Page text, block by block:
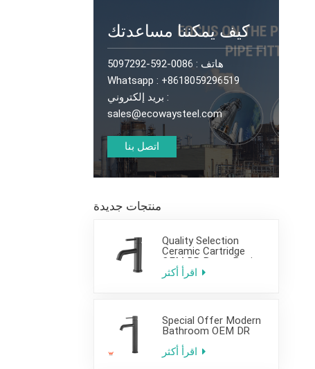
كيف يمكننا مساعدتك
هاتف : 0086-592-5097292
Whatsapp : +8618059296519
بريد إلكتروني :
sales@ecowaysteel.com
اتصل بنا
منتجات جديدة
Quality Selection
Ceramic Cartridge
OEM DR Brass Basin
Taps For Home Hotel
Bathroom Use
Special Offer Modern
Bathroom OEM DR
Home Hotel Project
Use